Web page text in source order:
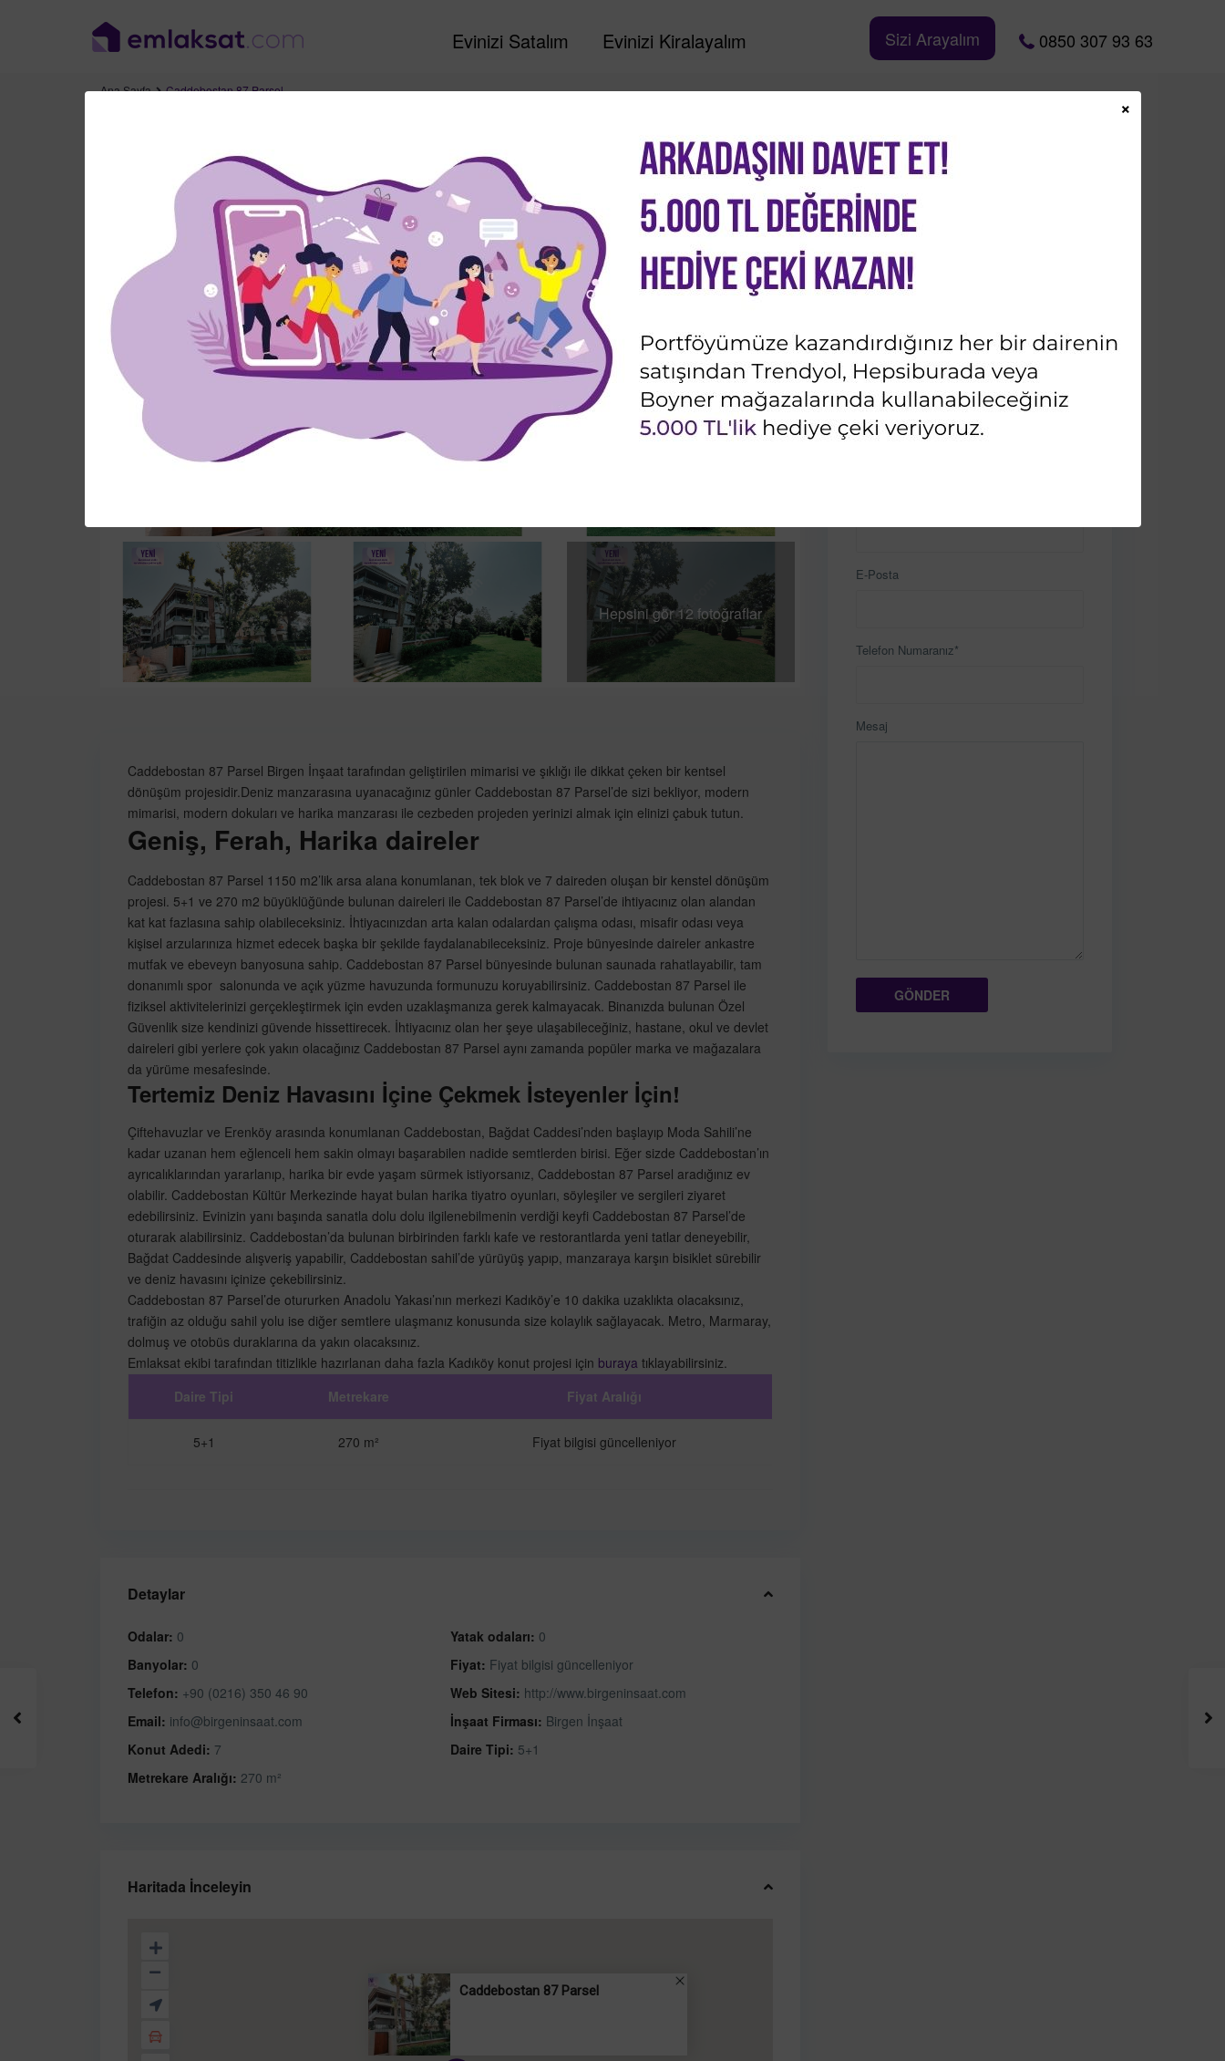
Sizi Arayalım 0850 307 93 63
Evinizi Satalım Evinizi Kiralayalım
Ana Sayfa Caddebostan 87 Parsel
Caddebostan 87 Parsel
Baycan Çk. Sok., No:5,Kadıköy /İstanbul
Hepsini gör 12 fotoğraflar
Caddebostan 87 Parsel Birgen İnşaat tarafından geliştirilen mimarisi ve şıklığı ile dikkat çeken bir kentsel
dönüşüm projesidir.Deniz manzarasına uyanacağınız günler Caddebostan 87 Parsel’de sizi bekliyor, modern
mimarisi, modern dokuları ve harika manzarası ile cezbeden projeden yerinizi almak için elinizi çabuk tutun.
Geniş, Ferah, Harika daireler
Caddebostan 87 Parsel 1150 m2’lik arsa alana konumlanan, tek blok ve 7 daireden oluşan bir kenstel dönüşüm
projesi. 5+1 ve 270 m2 büyüklüğünde bulunan daireleri ile Caddebostan 87 Parsel’de ihtiyacınız olan alandan
kat kat fazlasına sahip olabileceksiniz. İhtiyacınızdan arta kalan odalardan çalışma odası, misafir odası veya
kişisel arzularınıza hizmet edecek başka bir şekilde faydalanabileceksiniz. Proje bünyesinde daireler ankastre
mutfak ve ebeveyn banyosuna sahip. Caddebostan 87 Parsel bünyesinde bulunan saunada rahatlayabilir, tam
donanımlı spor salonunda ve açık yüzme havuzunda formunuzu koruyabilirsiniz. Caddebostan 87 Parsel ile
fiziksel aktivitelerinizi gerçekleştirmek için evden uzaklaşmanıza gerek kalmayacak. Binanızda bulunan Özel
Güvenlik size kendinizi güvende hissettirecek. İhtiyacınız olan her şeye ulaşabileceğiniz, hastane, okul ve devlet
daireleri gibi yerlere çok yakın olacağınız Caddebostan 87 Parsel aynı zamanda popüler marka ve mağazalara
da yürüme mesafesinde.
Tertemiz Deniz Havasını İçine Çekmek İsteyenler İçin!
Çiftehavuzlar ve Erenköy arasında konumlanan Caddebostan, Bağdat Caddesi’nden başlayıp Moda Sahili’ne
kadar uzanan hem eğlenceli hem sakin olmayı başarabilen nadide semtlerden birisi. Eğer sizde Caddebostan’ın
ayrıcalıklarından yararlanıp, harika bir evde yaşam sürmek istiyorsanız, Caddebostan 87 Parsel aradığınız ev
olabilir. Caddebostan Kültür Merkezinde hayat bulan harika tiyatro oyunları, söyleşiler ve sergileri ziyaret
edebilirsiniz. Evinizin yanı başında sanatla dolu dolu ilgilenebilmenin verdiği keyfi Caddebostan 87 Parsel’de
oturarak alabilirsiniz. Caddebostan’da bulunan birbirinden farklı kafe ve restorantlarda yeni tatlar deneyebilir,
Bağdat Caddesinde alışveriş yapabilir, Caddebostan sahil’de yürüyüş yapıp, manzaraya karşın bisiklet sürebilir
ve deniz havasını içinize çekebilirsiniz.
Caddebostan 87 Parsel’de otururken Anadolu Yakası’nın merkezi Kadıköy’e 10 dakika uzaklıkta olacaksınız,
trafiğin az olduğu sahil yolu ise diğer semtlere ulaşmanız konusunda size kolaylık sağlayacak. Metro, Marmaray,
dolmuş ve otobüs duraklarına da yakın olacaksınız.
Emlaksat ekibi tarafından titizlikle hazırlanan daha fazla Kadıköy konut projesi için burayatıklayabilirsiniz.
Daire Tipi
Metrekare Fiyat Aralığı
5+1 270 m² Fiyat bilgisi güncelleniyor
Detaylar
Odalar: 0 Yatak odaları: 0
Banyolar: 0 Fiyat: Fiyat bilgisi güncelleniyor
Telefon: +90 (0216) 350 46 90 Web Sitesi: http://www.birgeninsaat.com
Email: info@birgeninsaat.com İnşaat Firması: Birgen İnşaat
Konut Adedi: 7 Daire Tipi: 5+1
Metrekare Aralığı: 270 m²
Haritada İnceleyin
Caddebostan 87 Parsel
Bizi Takip Edin
E-Posta
Telefon Numaranız*
Mesaj
×